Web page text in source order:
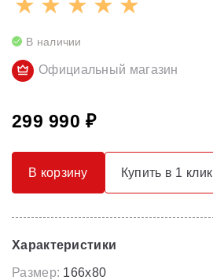
В наличии
Официальный магазин
299 990 ₽
В корзину Купить в 1 клик
Характеристики
Размер: 166х80